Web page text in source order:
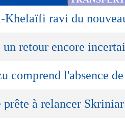
Khelaïfi ravi du
retour encore
comprend l'absence
prête à relancer